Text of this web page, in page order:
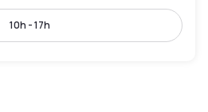
10h - 17h